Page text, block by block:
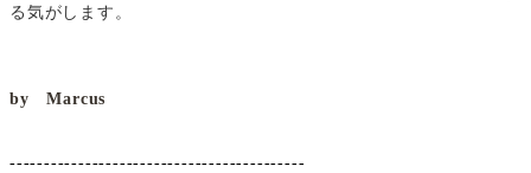
る気がします。
by Marcus
-------------------------------------------